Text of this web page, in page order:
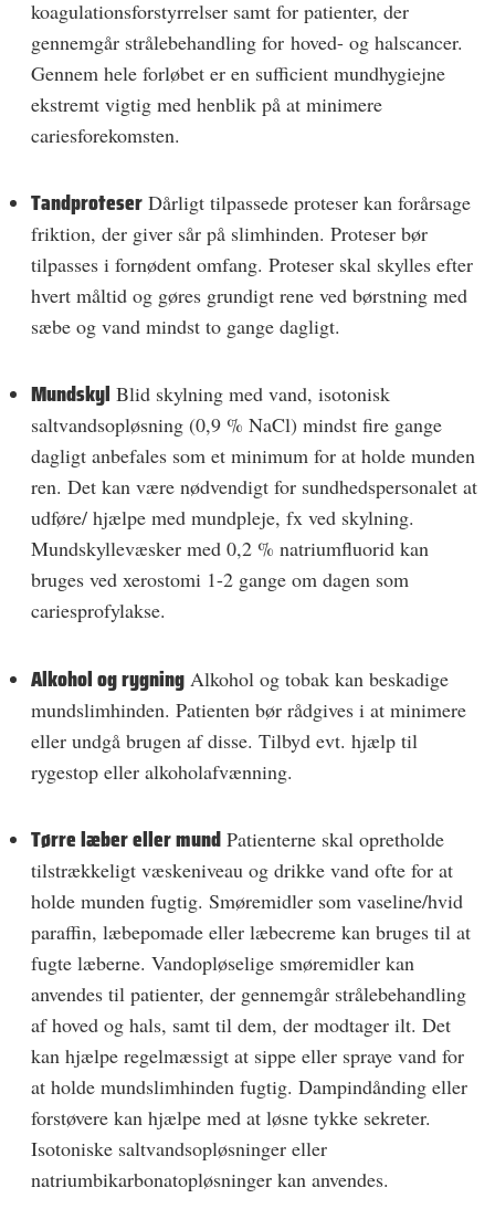
koagulationsforstyrrelser samt for patienter, der
gennemgår strålebehandling for hoved- og halscancer.
Gennem hele forløbet er en sufficient mundhygiejne
ekstremt vigtig med henblik på at minimere
cariesforekomsten.
TandproteserDårligt tilpassede proteser kan forårsage
friktion, der giver sår på slimhinden. Proteser bør
tilpasses i fornødent omfang. Proteser skal skylles efter
hvert måltid og gøres grundigt rene ved børstning med
sæbe og vand mindst to gange dagligt.
Mundskyl Blid skylning med vand, isotonisk
saltvandsopløsning (0,9 % NaCl) mindst fire gange
dagligt anbefales som et minimum for at holde munden
ren. Det kan være nødvendigt for sundhedspersonalet at
udføre/ hjælpe med mundpleje, fx ved skylning.
Mundskyllevæsker med 0,2 % natriumfluorid kan
bruges ved xerostomi 1-2 gange om dagen som
cariesprofylakse.
Alkohol og rygningAlkohol og tobak kan beskadige
mundslimhinden. Patienten bør rådgives i at minimere
eller undgå brugen af disse. Tilbyd evt. hjælp til
rygestop eller alkoholafvænning.
Tørre læber eller mundPatienterne skal opretholde
tilstrækkeligt væskeniveau og drikke vand ofte for at
holde munden fugtig. Smøremidler som vaseline/hvid
paraffin, læbepomade eller læbecreme kan bruges til at
fugte læberne. Vandopløselige smøremidler kan
anvendes til patienter, der gennemgår strålebehandling
af hoved og hals, samt til dem, der modtager ilt. Det
kan hjælpe regelmæssigt at sippe eller spraye vand for
at holde mundslimhinden fugtig. Dampindånding eller
forstøvere kan hjælpe med at løsne tykke sekreter.
Isotoniske saltvandsopløsninger eller
natriumbikarbonatopløsninger kan anvendes.